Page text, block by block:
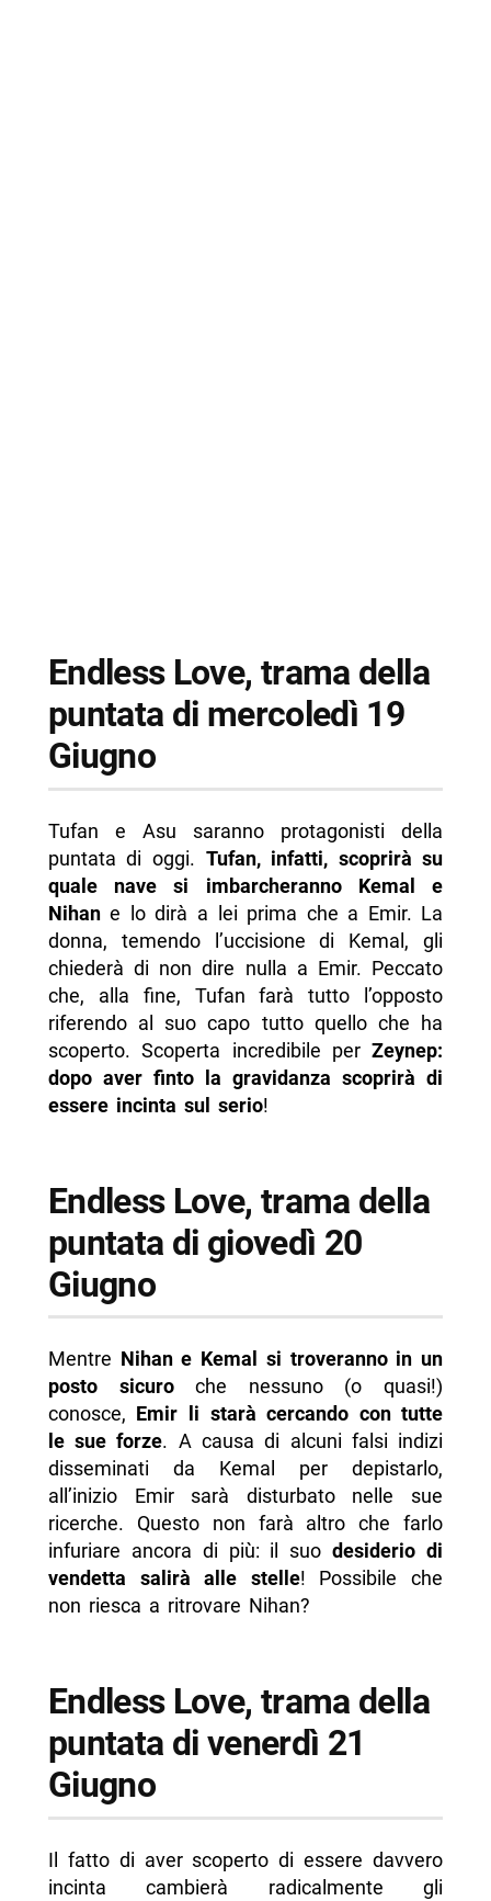
Endless Love, trama della
puntata di mercoledì 19
Giugno
Tufan e Asu saranno protagonisti della
puntata di oggi. Tufan, infatti, scoprirà su
quale nave si imbarcheranno Kemal e
Nihane lo dirà a lei prima che a Emir. La
donna, temendo l’uccisione di Kemal, gli
chiederà di non dire nulla a Emir. Peccato
che, alla fine, Tufan farà tutto l’opposto
riferendo al suo capo tutto quello che ha
scoperto. Scoperta incredibile perZeynep:
dopo aver finto la gravidanza scoprirà di
essere incinta sul serio!
Endless Love, trama della
puntata di giovedì 20
Giugno
Mentre Nihan e Kemal si troveranno in un
posto sicuroche nessuno (o quasi!)
conosce, Emir li starà cercando con tutte
le sue forze. A causa di alcuni falsi indizi
disseminati da Kemal per depistarlo,
all’inizio Emir sarà disturbato nelle sue
ricerche. Questo non farà altro che farlo
infuriare ancora di più: il suodesiderio di
vendetta salirà alle stelle! Possibile che
non riesca a ritrovare Nihan?
Endless Love, trama della
puntata di venerdì 21
Giugno
Il fatto di aver scoperto di essere davvero
incinta cambierà radicalmente gli